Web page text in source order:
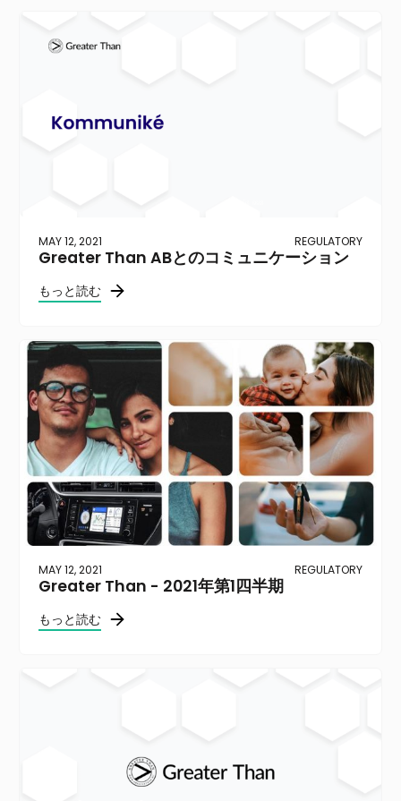
MAY 12, 2021 REGULATORY
Greater Than ABとのコミュニケーション
もっと読む
MAY 12, 2021 REGULATORY
Greater Than - 2021年第1四半期
もっと読む